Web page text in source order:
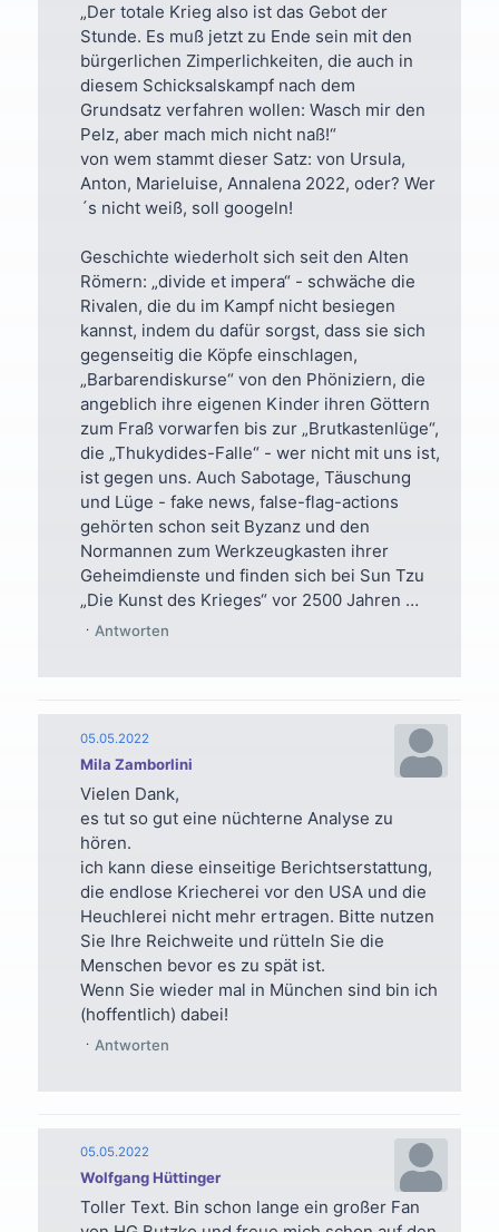
„Der totale Krieg also ist das Gebot der
Stunde. Es muß jetzt zu Ende sein mit den
bürgerlichen Zimperlichkeiten, die auch in
diesem Schicksalskampf nach dem
Grundsatz verfahren wollen: Wasch mir den
Pelz, aber mach mich nicht naß!“
von wem stammt dieser Satz: von Ursula,
Anton, Marieluise, Annalena 2022, oder? Wer
´s nicht weiß, soll googeln!
Geschichte wiederholt sich seit den Alten
Römern: „divide et impera“ - schwäche die
Rivalen, die du im Kampf nicht besiegen
kannst, indem du dafür sorgst, dass sie sich
gegenseitig die Köpfe einschlagen,
„Barbarendiskurse“ von den Phöniziern, die
angeblich ihre eigenen Kinder ihren Göttern
zum Fraß vorwarfen bis zur „Brutkastenlüge“,
die „Thukydides-Falle“ - wer nicht mit uns ist,
ist gegen uns. Auch Sabotage, Täuschung
und Lüge - fake news, false-flag-actions
gehörten schon seit Byzanz und den
Normannen zum Werkzeugkasten ihrer
Geheimdienste und finden sich bei Sun Tzu
„Die Kunst des Krieges“ vor 2500 Jahren …
Antworten
Mila Zamborlini
05.05.2022
Vielen Dank,
es tut so gut eine nüchterne Analyse zu
hören.
ich kann diese einseitige Berichtserstattung,
die endlose Kriecherei vor den USA und die
Heuchlerei nicht mehr ertragen. Bitte nutzen
Sie Ihre Reichweite und rütteln Sie die
Menschen bevor es zu spät ist.
Wenn Sie wieder mal in München sind bin ich
(hoffentlich) dabei!
Antworten
Wolfgang Hüttinger
05.05.2022
Toller Text. Bin schon lange ein großer Fan